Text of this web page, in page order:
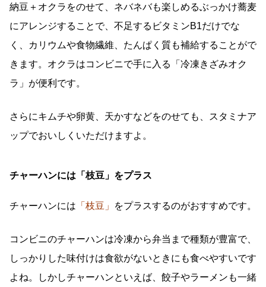
納豆＋オクラをのせて、ネバネバも楽しめるぶっかけ蕎麦
にアレンジすることで、不足するビタミンB1だけでな
く、カリウムや食物繊維、たんぱく質も補給することがで
きます。オクラはコンビニで手に入る「冷凍きざみオク
ラ」が便利です。
さらにキムチや卵黄、天かすなどをのせても、スタミナア
ップでおいしくいただけますよ。
チャーハンには「枝豆」をプラス
チャーハンには 「枝豆」 をプラスするのがおすすめです。
コンビニのチャーハンは冷凍から弁当まで種類が豊富で、
しっかりした味付けは食欲がないときにも食べやすいです
よね。しかしチャーハンといえば、餃子やラーメンも一緒